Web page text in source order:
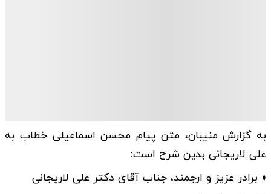
به گزارش منیبان، متن پیام محسن اسماعیلی خطاب به
علی لاریجانی بدین شرح است:
« برادر عزیز و ارجمند، جناب آقای دکتر علی لاریجانی